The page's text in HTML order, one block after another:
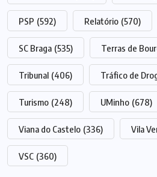
PSP (592) Relatório (570)
SC Braga (535) Terras de
Tribunal (406) Tráfico de
Turismo (248) UMinho (678)
Viana do Castelo (336) Vila
VSC (360)